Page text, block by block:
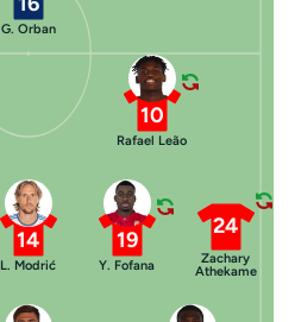
G. Orban
14
L. Modrić
19
Y. Fofana
24
Zachary
Athekame
10
Rafael Leão